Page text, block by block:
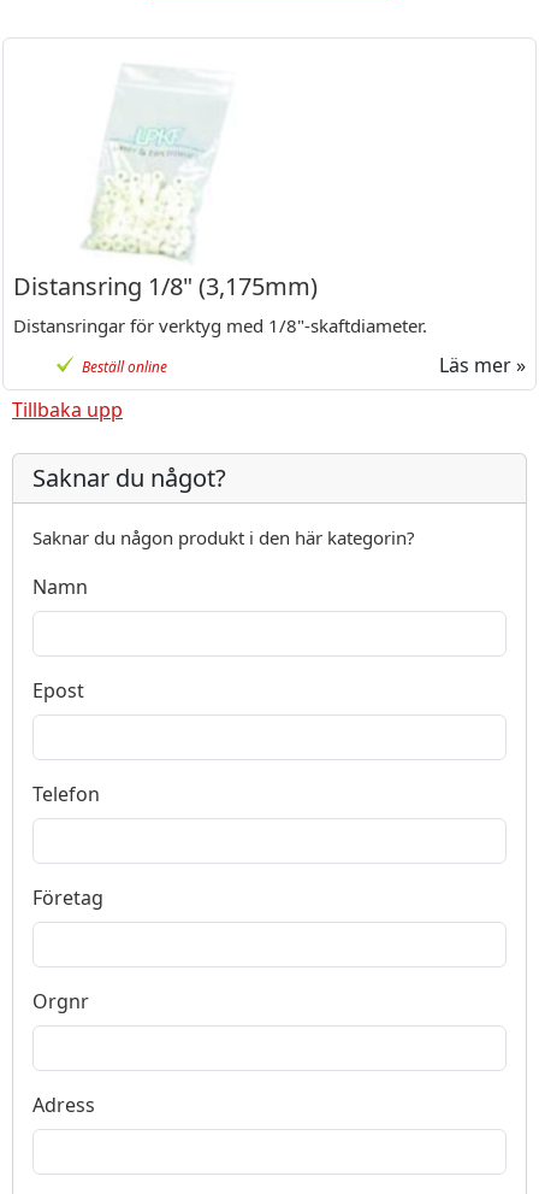
Distansring 1/8" (3,175mm)
Distansringar för verktyg med 1/8"-skaftdiameter.
Beställ online
Läs mer »
Tillbaka upp
Saknar du något?
Saknar du någon produkt i den här kategorin?
Namn
Epost
Telefon
Företag
Orgnr
Adress